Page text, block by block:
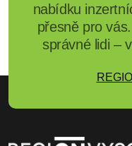
nabídku
přesně pro
správné lidi –